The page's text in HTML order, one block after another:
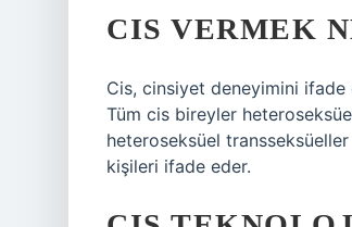
CIS VERMEK
Cis, cinsiyet deneyimini ifade
Tüm cis bireyler
heteroseksüel
kişileri ifade eder.